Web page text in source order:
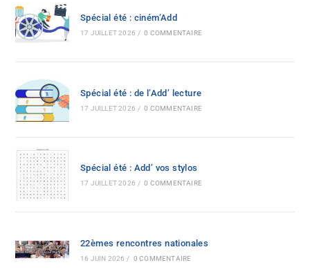
Spécial été : ciném’Add
17 JUILLET 2026 / 0 COMMENTAIRE
Spécial été : de l’Add’ lecture
17 JUILLET 2026 / 0 COMMENTAIRE
Spécial été : Add’ vos stylos
17 JUILLET 2026 / 0 COMMENTAIRE
22èmes rencontres nationales
16 JUIN 2026 / 0 COMMENTAIRE